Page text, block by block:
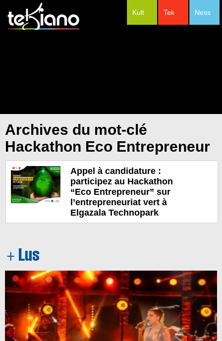
Ness
Tek
Kult
Archives du mot-clé
Hackathon Eco Entrepreneur
Appel à candidature :
participez au Hackathon
“Eco Entrepreneur” sur
l’entrepreneuriat vert à
Elgazala Technopark